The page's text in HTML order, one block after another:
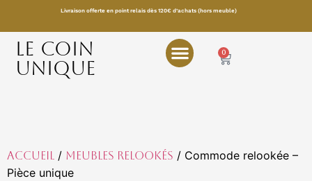
Livraison offerte en point relais dès 120€ d’achats (hors meuble)
LE COIN
UNIQUE
0
Accueil / Meubles relookés / Commode relookée –
Pièce unique